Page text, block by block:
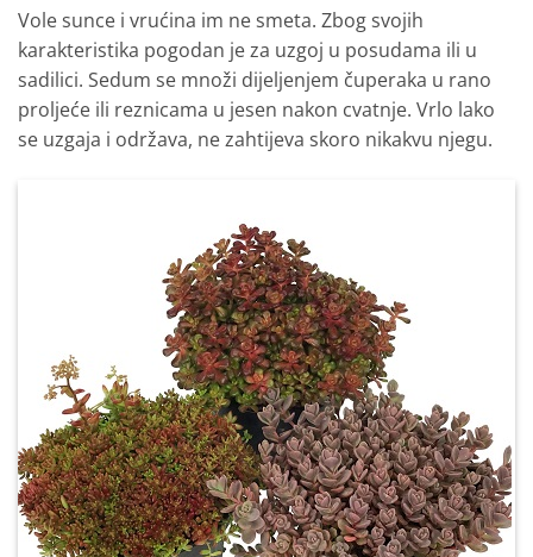
Vole sunce i vrućina im ne smeta. Zbog svojih
karakteristika pogodan je za uzgoj u posudama ili u
sadilici. Sedum se množi dijeljenjem čuperaka u rano
proljeće ili reznicama u jesen nakon cvatnje. Vrlo lako
se uzgaja i održava, ne zahtijeva skoro nikakvu njegu.